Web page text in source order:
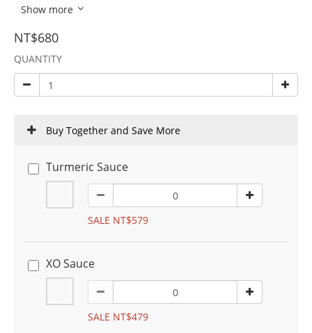
Show more
NT$680
QUANTITY
Buy Together and Save More
Turmeric Sauce
SALE NT$579
XO Sauce
SALE NT$479